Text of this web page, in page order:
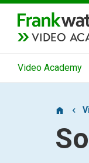
VIDEO
Video Academy